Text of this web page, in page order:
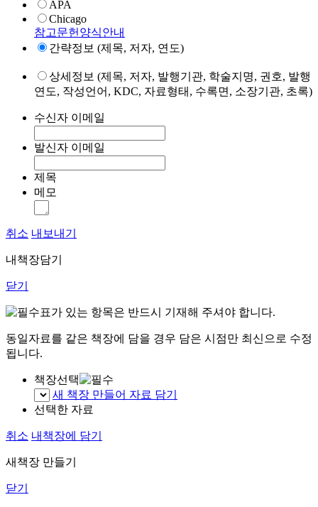
APA
Chicago
참고문헌양식안내
간략정보 (제목, 저자, 연도)
상세정보 (제목, 저자, 발행기관, 학술지명, 권호, 발행
연도, 작성언어, KDC, 자료형태, 수록면, 소장기관, 초록)
수신자 이메일
발신자 이메일
제목
메모
취소 내보내기
내책장담기
닫기
표가 있는 항목은 반드시 기재해 주셔야 합니다.
동일자료를 같은 책장에 담을 경우 담은 시점만 최신으로 수정
됩니다.
책장선택
새 책장 만들어 자료 담기
선택한 자료
취소 내책장에 담기
새책장 만들기
닫기